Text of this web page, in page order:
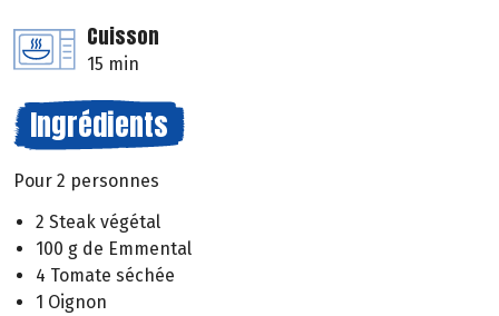
Cuisson
15 min
Ingrédients
Pour 2 personnes
2 Steak végétal
100 g de Emmental
4 Tomate séchée
1 Oignon